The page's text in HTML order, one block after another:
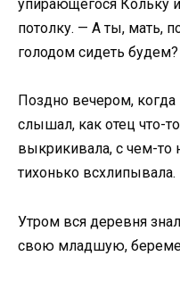
упирающегося Кольку
потолку. — А ты, мать,
голодом сидеть будем?
Поздно вечером,
слышал, как отец что-
выкрикивала, с чем-то
тихонько всхлипывала.
Утром вся деревня
свою младшую,